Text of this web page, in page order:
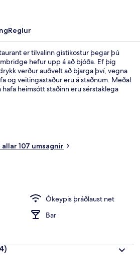
Reglur
er tilvalinn gistikostur þegar þú
hefur upp á að bjóða. Ef þig
verður auðvelt að bjarga því, vegna
og veitingastaður eru á staðnum. Meðal
heimsótt staðinn eru sérstaklega
allar 107 umsagnir
Ókeypis þráðlaust net
Bar